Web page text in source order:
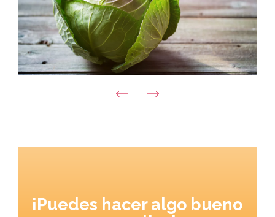
¡Puedes hacer algo bueno